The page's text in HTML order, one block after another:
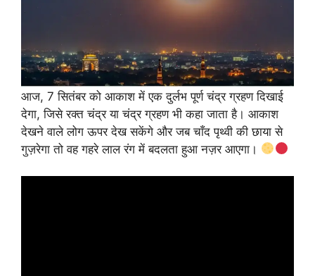
आज, 7 सितंबर को आकाश में एक दुर्लभ पूर्ण चंद्र ग्रहण दिखाई
देगा, जिसे रक्त चंद्र या चंद्र ग्रहण भी कहा जाता है। आकाश
देखने वाले लोग ऊपर देख सकेंगे और जब चाँद पृथ्वी की छाया से
गुज़रेगा तो वह गहरे लाल रंग में बदलता हुआ नज़र आएगा।